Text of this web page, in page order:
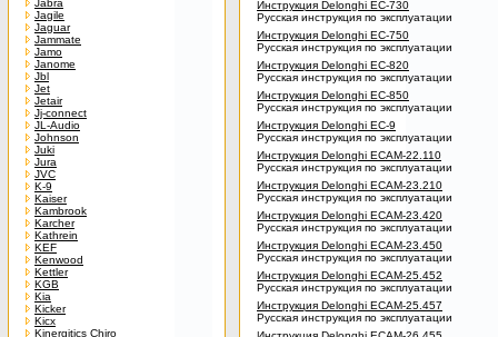
Jabra
Jagile
Jaguar
Jammate
Jamo
Janome
Jbl
Jet
Jetair
Jj-connect
JL-Audio
Johnson
Juki
Jura
JVC
K-9
Kaiser
Kambrook
Karcher
Kathrein
KEF
Kenwood
Kettler
KGB
Kia
Kicker
Kicx
Kinergitics Chiro
Инструкция Delonghi EC-730
Русская инструкция по эксплуатации
Инструкция Delonghi EC-750
Русская инструкция по эксплуатации
Инструкция Delonghi EC-820
Русская инструкция по эксплуатации
Инструкция Delonghi EC-850
Русская инструкция по эксплуатации
Инструкция Delonghi EC-9
Русская инструкция по эксплуатации
Инструкция Delonghi ECAM-22.110
Русская инструкция по эксплуатации
Инструкция Delonghi ECAM-23.210
Русская инструкция по эксплуатации
Инструкция Delonghi ECAM-23.420
Русская инструкция по эксплуатации
Инструкция Delonghi ECAM-23.450
Русская инструкция по эксплуатации
Инструкция Delonghi ECAM-25.452
Русская инструкция по эксплуатации
Инструкция Delonghi ECAM-25.457
Русская инструкция по эксплуатации